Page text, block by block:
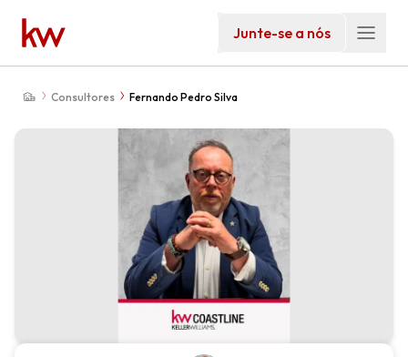
Junte-se a nós
Consultores Fernando Pedro Silva